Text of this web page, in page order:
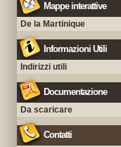
Mappe interattive
De la Martinique
Informazioni Utili
Indirizzi utili
Documentazione
Da scaricare
Contatti